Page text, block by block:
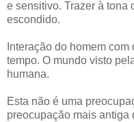
e sensitivo. Trazer à tona
escondido.
Interação do homem
tempo. O mundo visto
humana.
Esta não é uma
preocupação mais antiga